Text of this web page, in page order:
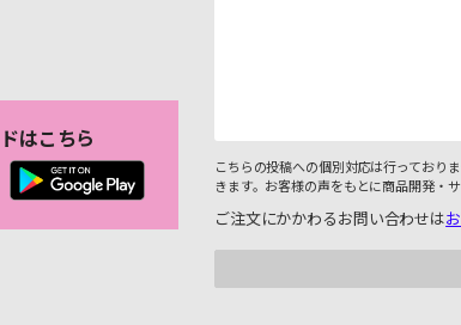
はこちら
こちらの投稿への個別対応は行っており
きます。お客様の声をもとに商品開発・
ご注文にかかわるお問い合わせは